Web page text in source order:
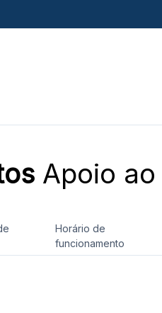
Apoio ao
Horário de
funcionamento